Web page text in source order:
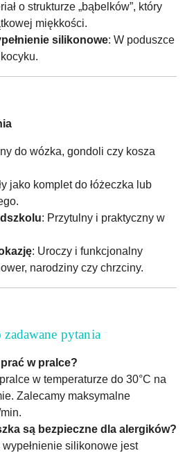
o strukturze „bąbelków”, który
miękkości.
silikonowe: W poduszce
do wózka, gondoli czy kosza
jako komplet do łóżeczka lub
: Przytulny i praktyczny w
: Uroczy i funkcjonalny
narodziny czy chrzciny.
pytania
w pralce?
w temperaturze do 30°C na
Zalecamy maksymalne
są bezpieczne dla alergików?
silikonowe jest